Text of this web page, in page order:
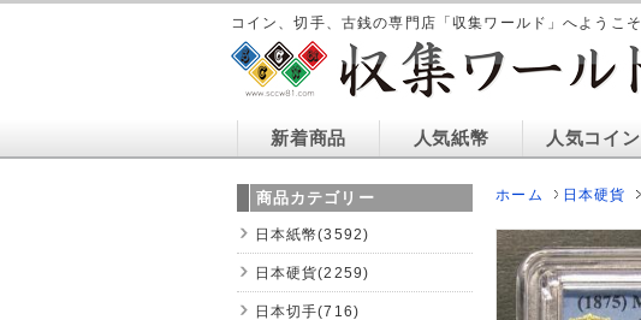
コイン、切手、古銭の専門店「収集ワールド」へようこそ
新着商品 人気紙幣 人気コイン
ホーム 日本硬貨
商品カテゴリー
日本紙幣(3592)
日本硬貨(2259)
日本切手(716)